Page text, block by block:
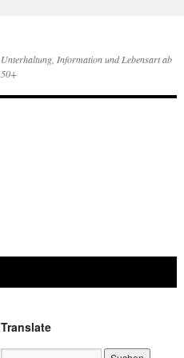
Unterhaltung, Information und Lebensart ab
50+
Translate